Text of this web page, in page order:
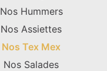
Nos Hummers
Nos Assiettes
Nos Tex Mex
Nos Salades